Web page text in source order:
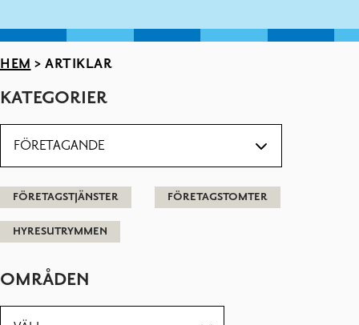
HEM > ARTIKLAR
KATEGORIER
FÖRETAGSTJÄNSTER FÖRETAGSTOMTER
HYRESUTRYMMEN
OMRÅDEN